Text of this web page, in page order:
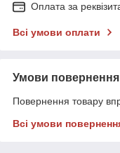
Оплата за
Всі умови оплати
Умови повернення
Повернення товару
Всі умови